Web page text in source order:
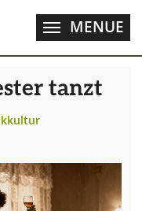
MENUE
tanzt